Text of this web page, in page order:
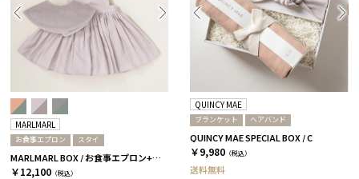
MARLMARL
お食事エプロン スタイ
MARLMARL BOX / お食事エプロン+スタイ / マグノリア［マールマール］
￥12,100 （税込）
QUINCY MAE
ブランケット ヘアバンド
QUINCY MAE SPECIAL BOX / C
￥9,980 （税込）
送料無料